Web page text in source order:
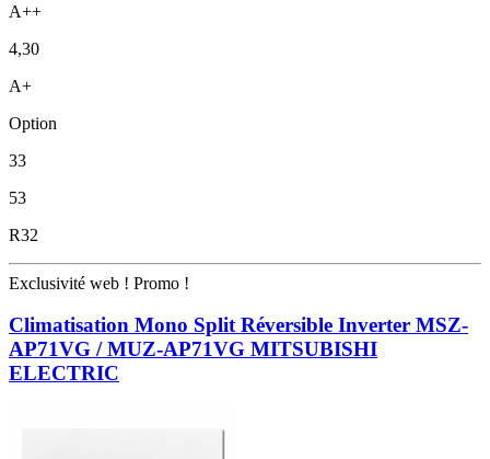
A++
4,30
A+
Option
33
53
R32
Exclusivité web ! Promo !
Climatisation Mono Split Réversible Inverter MSZ-
AP71VG / MUZ-AP71VG MITSUBISHI
ELECTRIC